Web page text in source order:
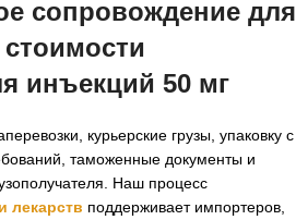
сопровождение для
инъекций 50 мг
курьерские грузы, упаковку с
таможенные документы и
Наш процесс
лекарств поддерживает импортеров,